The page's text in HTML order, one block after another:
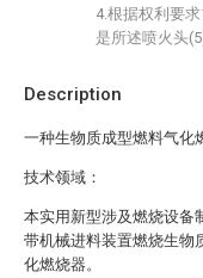
Description
一种生物质成型燃料气化
技术领域：
本实用新型涉及燃烧设备
带机械进料装置燃烧生物
化燃烧器。
4.根据权利要
是所述喷火头